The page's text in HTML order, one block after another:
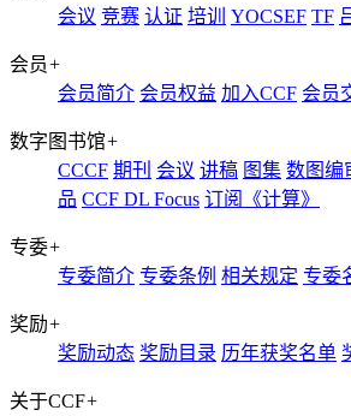
会议 竞赛 认证 培训 YOCSEF TF
会员+
会员简介 会员权益 加入CCF 会员
数字图书馆+
CCCF 期刊 会议 讲稿 图集 数图编
品 CCF DL Focus 订阅《计算》
专委+
专委简介 专委条例 相关规定 专委
奖励+
奖励动态 奖励目录 历年获奖名单
关于CCF+